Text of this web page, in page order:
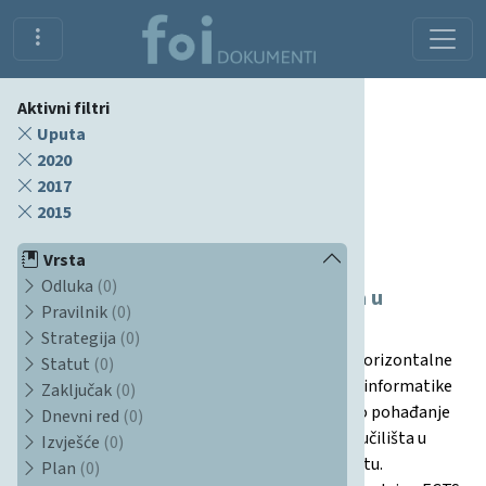
Aktivni filtri
Uputa
2020
2017
2015
Vrsta
Odluka (0)
Pravilnik (0)
Strategija (0)
Statut (0)
Zaključak (0)
Dnevni red (0)
Izvješće (0)
Plan (0)
Horizontalna mobilnost Fakulteta
organizacije i informatike Sveučilišta u
Zagrebu - procedura
Ovaj dokument opisuje proceduru ostvarivanja horizontalne
mobilnosti za studente Fakulteta organizacije i informatike
Sveučilišta u Zagrebu. Studentima je omogućeno pohađanje
izbornih predmeta na drugim sastavnicama Sveučilišta u
Zagrebu koji nisu dostupni na matičnom fakultetu.